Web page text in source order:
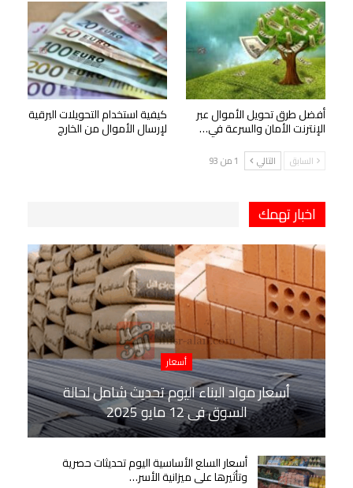
أفضل طرق تحويل الأموال عبر
الإنترنت الأمان والسرعة في…
كيفية استخدام التحويلات البرقية
لإرسال الأموال من الخارج
السابق التالي 1 من 93
اخبار تهمك
أسعار
أسعار مواد البناء اليوم تحديث شامل لحالة
السوق في 12 مايو 2025
أسعار السلع الأساسية اليوم تحديثات حصرية
وتأثيرها على ميزانية الأسر…